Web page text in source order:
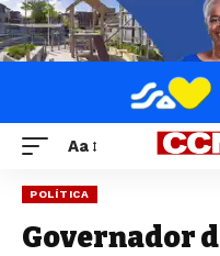
Aa
POLÍTICA
Governador